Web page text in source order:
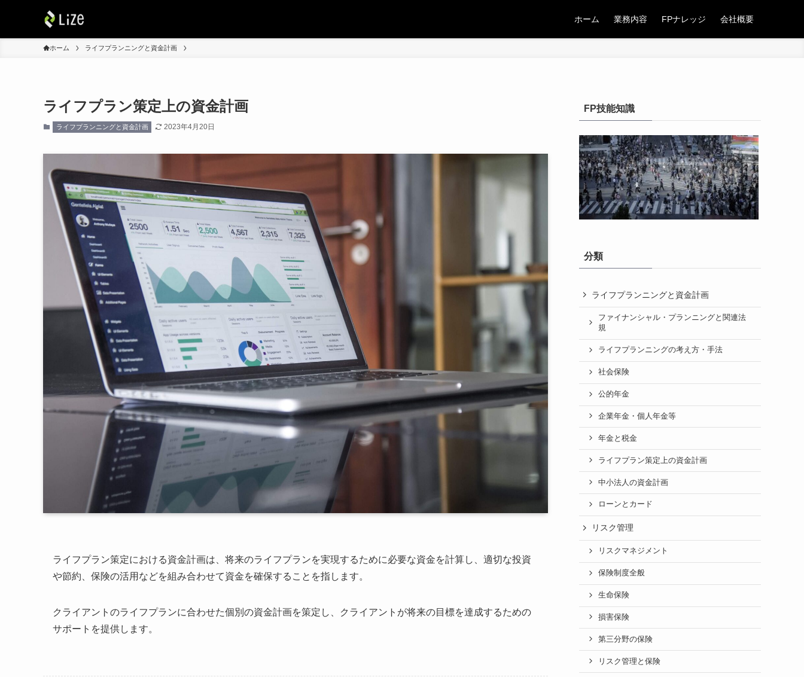
ホーム 業務内容 FPナレッジ 会社概要
ホーム ライフプランニングと資金計画
ライフプラン策定上の資金計画
ライフプランニングと資金計画 2023年4月20日
ライフプラン策定における資金計画は、将来のライフプランを実現するために必要な資金を計算し、適切な投資
や節約、保険の活用などを組み合わせて資金を確保することを指します。
クライアントのライフプランに合わせた個別の資金計画を策定し、クライアントが将来の目標を達成するための
サポートを提供します。
FP技能知識
分類
ライフプランニングと資金計画
ファイナンシャル・プランニングと関連法
規
ライフプランニングの考え方・手法
社会保険
公的年金
企業年金・個人年金等
年金と税金
ライフプラン策定上の資金計画
中小法人の資金計画
ローンとカード
リスク管理
リスクマネジメント
保険制度全般
生命保険
損害保険
第三分野の保険
リスク管理と保険